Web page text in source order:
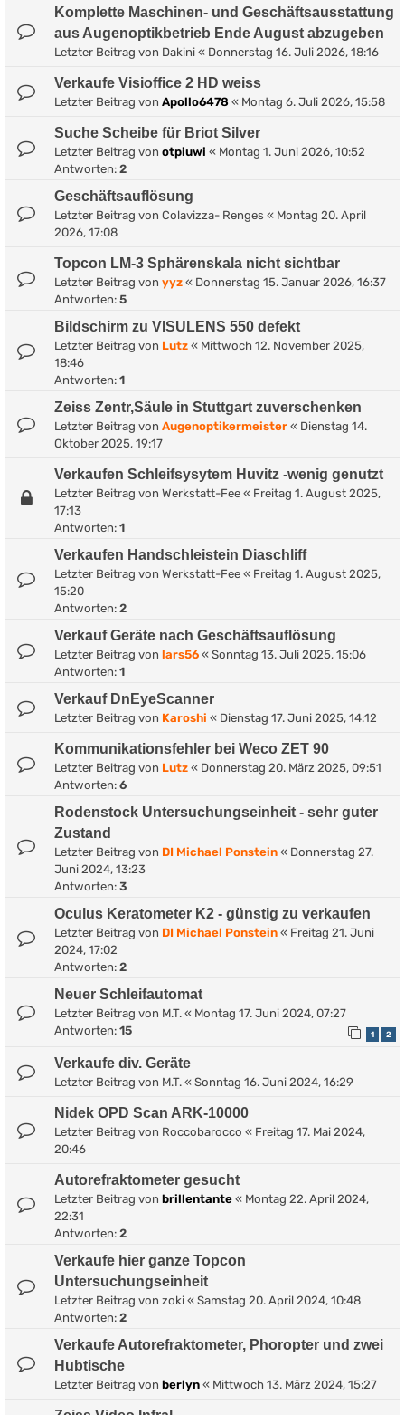
Komplette Maschinen- und Geschäftsausstattung
aus Augenoptikbetrieb Ende August abzugeben
Letzter Beitrag von Dakini « Donnerstag 16. Juli 2026, 18:16
Verkaufe Visioffice 2 HD weiss
Letzter Beitrag von Apollo6478 « Montag 6. Juli 2026, 15:58
Suche Scheibe für Briot Silver
Letzter Beitrag von otpiuwi « Montag 1. Juni 2026, 10:52
Antworten: 2
Geschäftsauflösung
Letzter Beitrag von Colavizza- Renges « Montag 20. April
2026, 17:08
Topcon LM-3 Sphärenskala nicht sichtbar
Letzter Beitrag von yyz « Donnerstag 15. Januar 2026, 16:37
Antworten: 5
Bildschirm zu VISULENS 550 defekt
Letzter Beitrag von Lutz « Mittwoch 12. November 2025,
18:46
Antworten: 1
Zeiss Zentr,Säule in Stuttgart zuverschenken
Letzter Beitrag von Augenoptikermeister « Dienstag 14.
Oktober 2025, 19:17
Verkaufen Schleifsysytem Huvitz -wenig genutzt
Letzter Beitrag von Werkstatt-Fee « Freitag 1. August 2025,
17:13
Antworten: 1
Verkaufen Handschleistein Diaschliff
Letzter Beitrag von Werkstatt-Fee « Freitag 1. August 2025,
15:20
Antworten: 2
Verkauf Geräte nach Geschäftsauflösung
Letzter Beitrag von lars56 « Sonntag 13. Juli 2025, 15:06
Antworten: 1
Verkauf DnEyeScanner
Letzter Beitrag von Karoshi « Dienstag 17. Juni 2025, 14:12
Kommunikationsfehler bei Weco ZET 90
Letzter Beitrag von Lutz « Donnerstag 20. März 2025, 09:51
Antworten: 6
Rodenstock Untersuchungseinheit - sehr guter
Zustand
Letzter Beitrag von DI Michael Ponstein « Donnerstag 27.
Juni 2024, 13:23
Antworten: 3
Oculus Keratometer K2 - günstig zu verkaufen
Letzter Beitrag von DI Michael Ponstein « Freitag 21. Juni
2024, 17:02
Antworten: 2
Neuer Schleifautomat
Letzter Beitrag von M.T. « Montag 17. Juni 2024, 07:27
Antworten: 15 1 2
Verkaufe div. Geräte
Letzter Beitrag von M.T. « Sonntag 16. Juni 2024, 16:29
Nidek OPD Scan ARK-10000
Letzter Beitrag von Roccobarocco « Freitag 17. Mai 2024,
20:46
Autorefraktometer gesucht
Letzter Beitrag von brillentante « Montag 22. April 2024,
22:31
Antworten: 2
Verkaufe hier ganze Topcon
Untersuchungseinheit
Letzter Beitrag von zoki « Samstag 20. April 2024, 10:48
Antworten: 2
Verkaufe Autorefraktometer, Phoropter und zwei
Hubtische
Letzter Beitrag von berlyn « Mittwoch 13. März 2024, 15:27